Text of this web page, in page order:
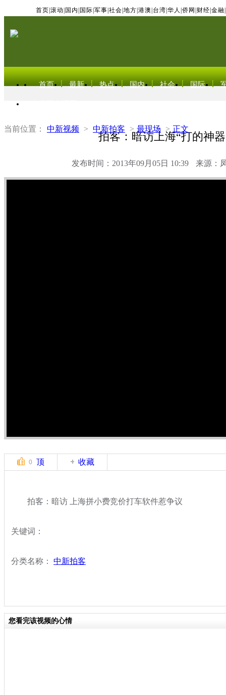
首页 滚动 国内 国际 军事 社会 地方 港澳 台湾 华人 侨网 财经 金融
首页 最新 热点 国内 社会 国际
当前位置： 中新视频 > 中新拍客 > 最现场 > 正文
拍客：暗访上海“打的神
发布时间：2013年09月05日 10:39 来源：
0 顶 收藏
拍客：暗访 上海拼小费竞价打车软件惹争议
关键词：
分类名称： 中新拍客
您看完该视频的心情